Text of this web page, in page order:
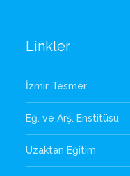
Linkler
İzmir Tesmer
Eğ. ve Arş. Enstitüsü
Uzaktan Eğitim